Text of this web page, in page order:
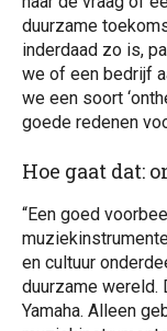
duurzame
inderdaad zo is,
we of een bedrijf
we een soort
goede redenen
Hoe gaat dat:
“Een goed
en cultuur
duurzame wereld.
Yamaha. Alleen